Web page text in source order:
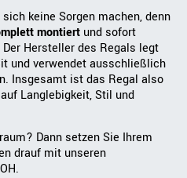
keine Sorgen machen, denn
montiert und sofort
Hersteller des Regals legt
und verwendet ausschließlich
Insgesamt ist das Regal also
Langlebigkeit, Stil und
Dann setzen Sie Ihrem
drauf mit unseren